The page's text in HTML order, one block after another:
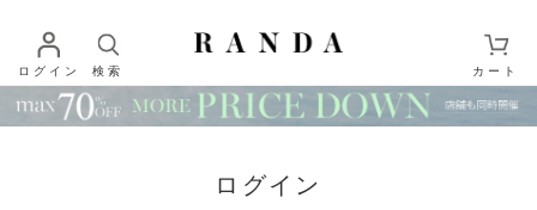
ログイン 検索 カート
ログイン